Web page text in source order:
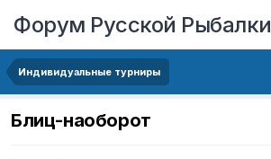
Форум Русской Рыбалки
Индивидуальные турниры
Блиц-наоборот